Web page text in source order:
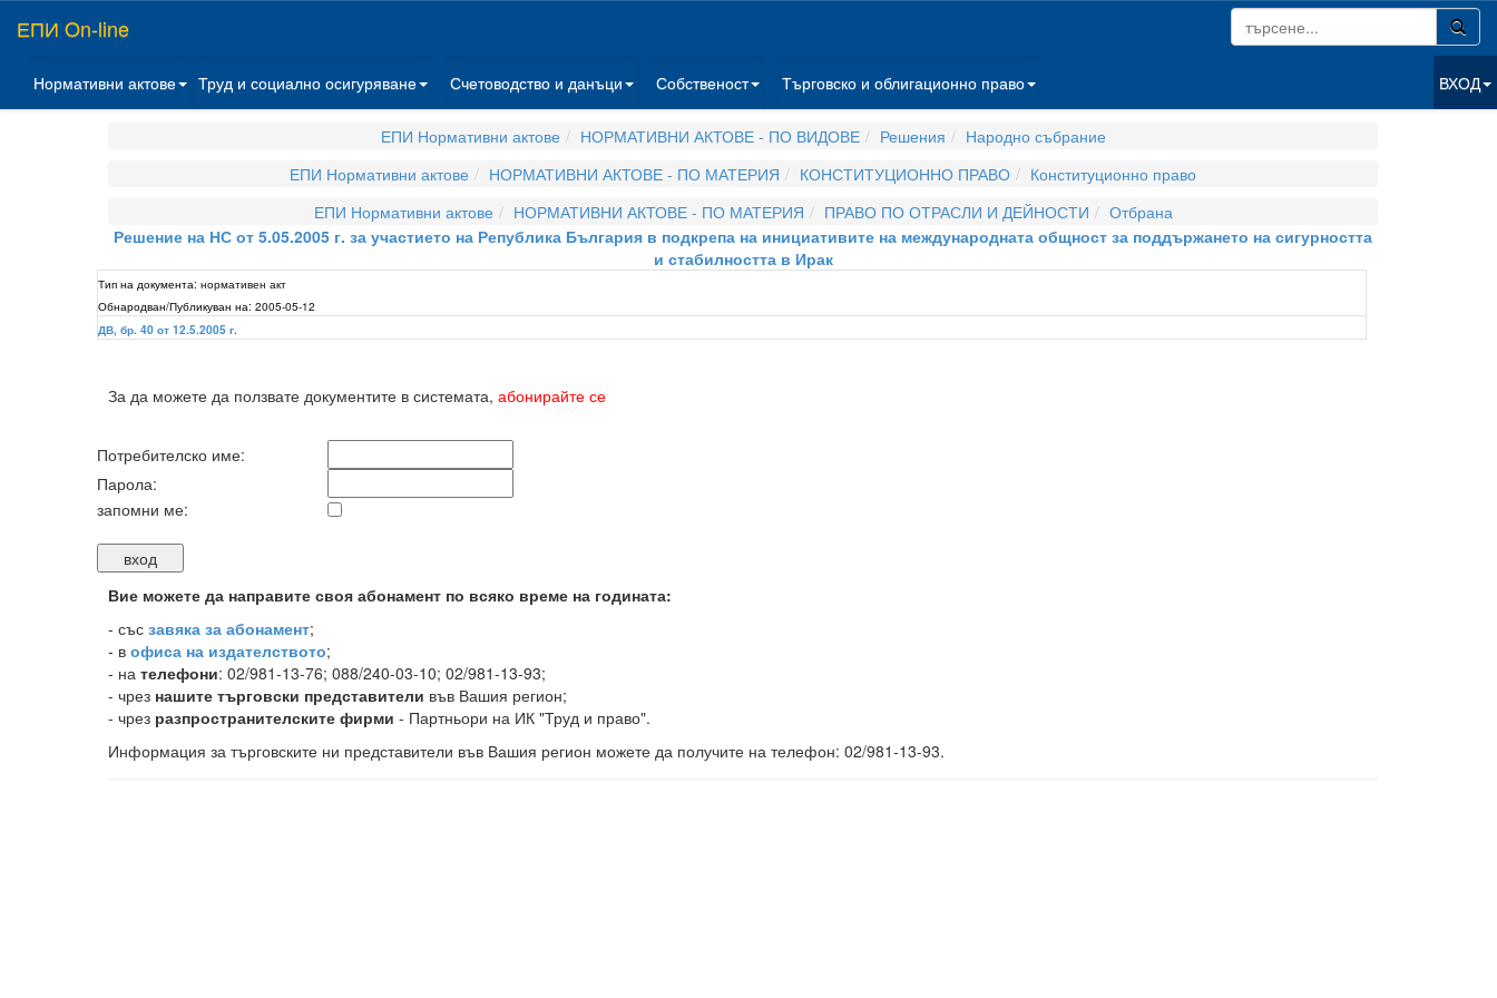
ЕПИ On-line
Нормативни актове Труд и социално осигуряване Счетоводство и данъци Собственост Търговско и облигационно право ВХОД
ЕПИ Нормативни актове НОРМАТИВНИ АКТОВЕ - ПО ВИДОВЕ Решения
Народно събрание
ЕПИ Нормативни актове
НОРМАТИВНИ АКТОВЕ - ПО МАТЕРИЯ КОНСТИТУЦИОННО ПРАВО
Конституционно право
ЕПИ Нормативни актове
НОРМАТИВНИ АКТОВЕ - ПО МАТЕРИЯ ПРАВО ПО ОТРАСЛИ И ДЕЙНОСТИ
Отбрана
Решение на НС от 5.05.2005 г. за участието на Република България в подкрепа на инициативите на международната общност за поддържането на сигурността
и стабилността в Ирак
Тип на документа: нормативен акт
Обнародван/Публикуван на: 2005-05-12
ДВ, бр. 40 от 12.5.2005 г.
За да можете да ползвате документите в системата, абонирайте се
Потребителско име:
Парола:
запомни ме:
Вие можете да направите своя абонамент по всяко време на годината:
- със завяка за абонамент;
- в офиса на издателството;
- на телефони: 02/981-13-76; 088/240-03-10; 02/981-13-93;
- чрез нашите търговски представители във Вашия регион;
- чрез разпространителските фирми - Партньори на ИК "Труд и право".
Информация за търговските ни представители във Вашия регион можете да получите на телефон: 02/981-13-93.